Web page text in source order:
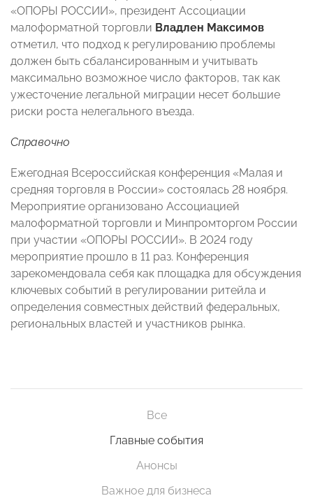
«ОПОРЫ РОССИИ», президент Ассоциации
малоформатной торговли Владлен Максимов
отметил, что подход к регулированию проблемы
должен быть сбалансированным и учитывать
максимально возможное число факторов, так как
ужесточение легальной миграции несет большие
риски роста нелегального въезда.
Справочно
Ежегодная Всероссийская конференция «Малая и
средняя торговля в России» состоялась 28 ноября.
Мероприятие организовано Ассоциацией
малоформатной торговли и Минпромторгом России
при участии «ОПОРЫ РОССИИ». В 2024 году
мероприятие прошло в 11 раз. Конференция
зарекомендовала себя как площадка для обсуждения
ключевых событий в регулировании ритейла и
определения совместных действий федеральных,
региональных властей и участников рынка.
Все
Главные события
Анонсы
Важное для бизнеса